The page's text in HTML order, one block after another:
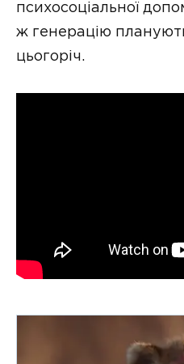
психосоціальної
ж генерацію
цьогоріч.